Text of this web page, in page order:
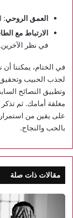
العمق الروحي:
الارتباط مع
في نظر الآخرين.
في الختام، يمكننا
لجذب الحبيب وتحقيق
وتطبيق النصائح
مغلقة أمامك. ثم
على يقين من
بالحب والنجاح.
مقالات ذات صلة